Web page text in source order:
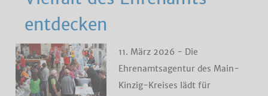
entdecken
11. März 2026 - Die
Ehrenamtsagentur des Main-
Kinzig-Kreises lädt für